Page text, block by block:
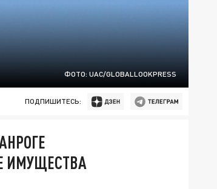
ФОТО: UAC/GLOBALLOOKPRESS
ПОДПИШИТЕСЬ:
ИМУЩЕСТВА